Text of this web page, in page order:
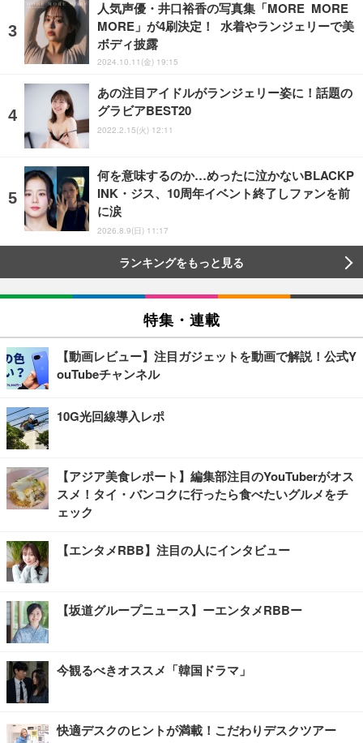
人気声優・井口裕香の写真集「MORE MORE
MORE」が4刷決定！ 水着やランジェリーで美
ボディ披露
2024.10.11(金) 19:15
あの注目アイドルがランジェリー姿に！話題の
グラビアBEST20
2022.2.15(火) 12:11
何を意味するのか…めったに泣かないBLACKP
INK・ジス、10周年イベント終了しファンを前
に涙
2026.8.9(日) 11:17
ランキングをもっと見る
特集・連載
【動画レビュー】注目ガジェットを動画で解説！公式Y
ouTubeチャンネル
10G光回線導入レポ
【アジア美食レポート】編集部注目のYouTuberがオス
スメ！タイ・バンコクに行ったら食べたいグルメをチ
ェック
【エンタメRBB】注目の人にインタビュー
【坂道グループニュース】ーエンタメRBBー
今観るべきオススメ「韓国ドラマ」
快適デスクのヒントが満載！こだわりデスクツアー